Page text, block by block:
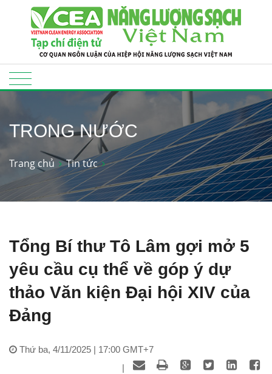
TRONG NƯỚC
Trang chủ Tin tức
Tổng Bí thư Tô Lâm gợi mở 5
yêu cầu cụ thể về góp ý dự
thảo Văn kiện Đại hội XIV của
Đảng
Thứ ba, 4/11/2025 | 17:00 GMT+7
|